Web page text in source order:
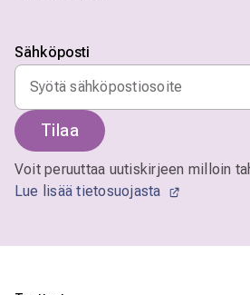
Sähköposti
Tilaa
Voit peruuttaa uutiskirjeen milloin
Lue lisää tietosuojasta